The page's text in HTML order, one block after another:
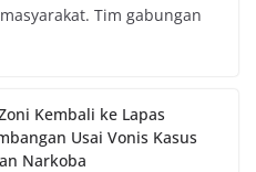
Tim gabungan
Kembali ke Lapas
Usai Vonis Kasus
Narkoba